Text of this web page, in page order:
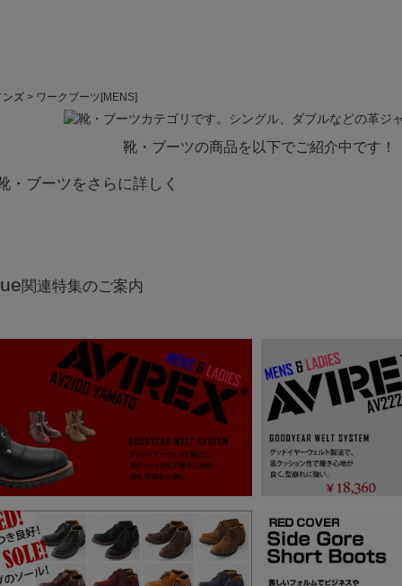
ンズ ワークブーツ[MENS]
靴・ブーツの商品を以下でご紹介中です！
・ブーツをさらに詳しく
関連特集のご案内